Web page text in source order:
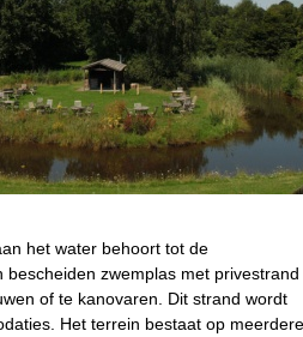
het water behoort tot de
bescheiden zwemplas met privestrand
of te kanovaren. Dit strand wordt
Het terrein bestaat op meerdere